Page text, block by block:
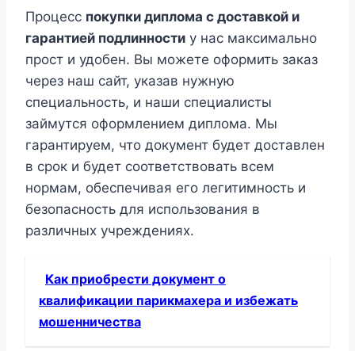
Процесс покупки диплома с доставкой и
гарантией подлинности у нас максимально
прост и удобен. Вы можете оформить заказ
через наш сайт, указав нужную
специальность, и наши специалисты
займутся оформлением диплома. Мы
гарантируем, что документ будет доставлен
в срок и будет соответствовать всем
нормам, обеспечивая его легитимность и
безопасность для использования в
различных учреждениях.
Как приобрести документ о
квалификации парикмахера и избежать
мошенничества